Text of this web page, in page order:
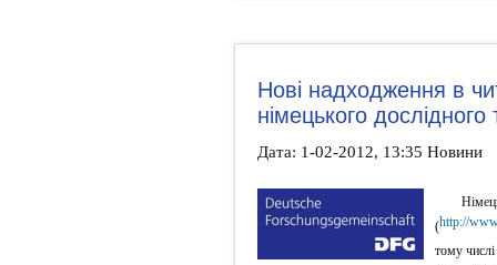
Нові надходження в
німецького
Дата: 1-02-2012, 13:35 Новини
(http://
тому числі